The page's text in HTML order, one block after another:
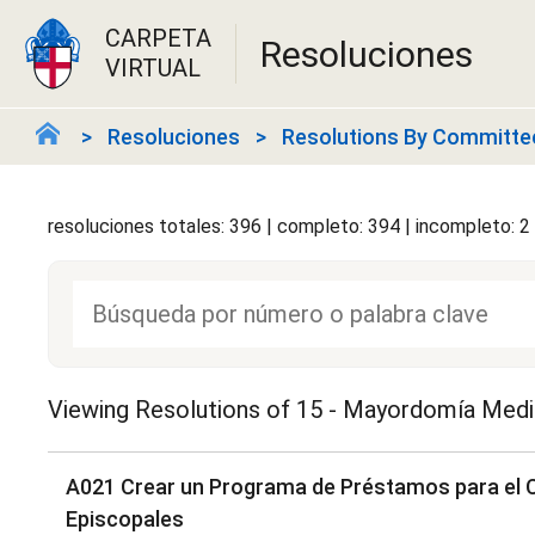
CARPETA
VIRTUAL
Resoluciones
Resoluciones Resolutions By
resoluciones totales: 396 | completo: 394 | incompleto: 2
Viewing Resolutions of 15 - Mayordomía
A021 Crear un Programa de Préstamos para el
Episcopales